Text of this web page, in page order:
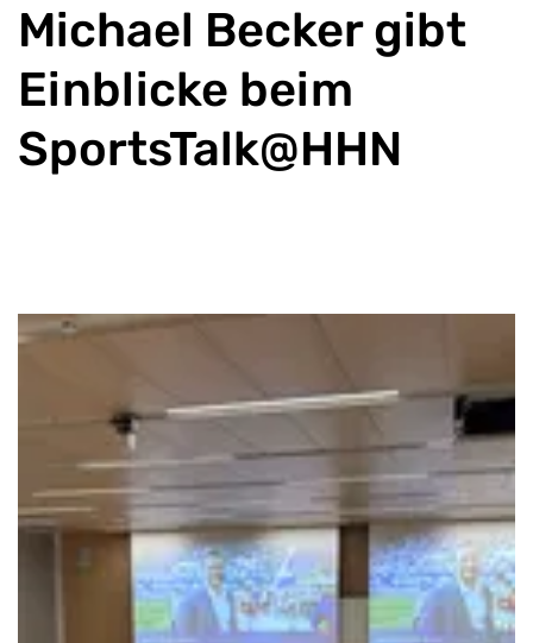
Michael Becker gibt
Einblicke beim
SportsTalk@HHN